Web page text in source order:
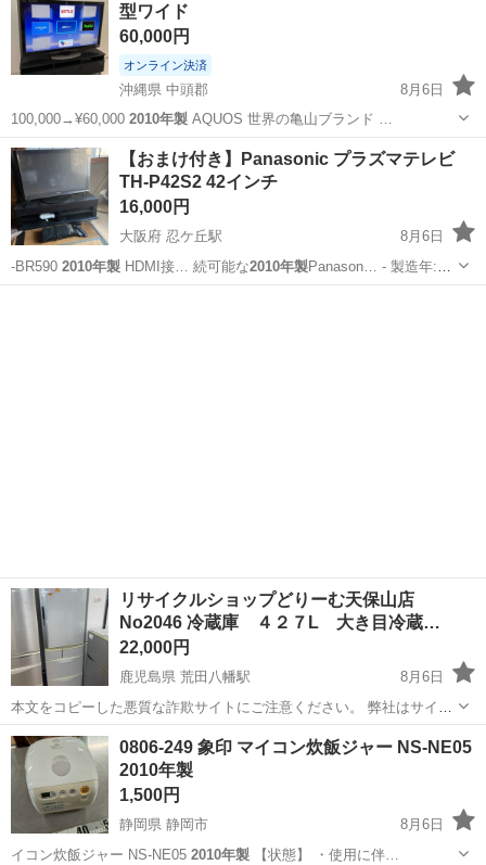
型ワイド
60,000円
オンライン決済
沖縄県 中頭郡
8月6日
100,000→¥60,000 2010年製AQUOS 世界の亀山ブランド …
沖縄 中頭郡 テレビ SHARP
【おまけ付き】Panasonic プラズマテレビ
TH-P42S2 42インチ
16,000円
大阪府 忍ケ丘駅
8月6日
-BR590 2010年製 HDMI接… 続可能な2010年製Panason… - 製造年:
2010年製- 製造番号…
リサイクルショップどりーむ天保山店
No2046 冷蔵庫 ４２７L 大き目冷蔵…
22,000円
鹿児島県 荒田八幡駅
8月6日
本文をコピーした悪質な詐欺サイトにご注意ください。 弊社はサイト
内でのクレジット決済や銀行振り込みを致しておりません。 リサイク
ルショップどりーむ掲載商品を ご覧下さいまして誠にありがとうござ
います。 どりー...
鹿児島 鹿児島市 荒田八幡駅 キッチン家電
0806-249 象印 マイコン炊飯ジャー NS-NE05
2010年製
1,500円
静岡県 静岡市
8月6日
イコン炊飯ジャー NS-NE05 2010年製 【状態】 ・使用に伴…